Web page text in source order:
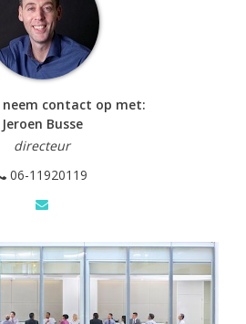
contact op met:
Jeroen Busse
directeur
06-11920119